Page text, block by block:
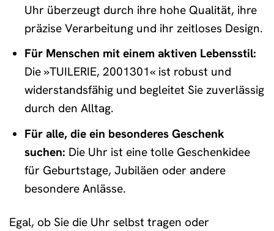
Uhr überzeugt durch ihre hohe Qualität, ihre
präzise Verarbeitung und ihr zeitloses Design.
Für Menschen mit einem aktiven Lebensstil:
Die »TUILERIE, 2001301« ist robust und
widerstandsfähig und begleitet Sie zuverlässig
durch den Alltag.
Für alle, die ein besonderes Geschenk
suchen: Die Uhr ist eine tolle Geschenkidee
für Geburtstage, Jubiläen oder andere
besondere Anlässe.
Egal, ob Sie die Uhr selbst tragen oder